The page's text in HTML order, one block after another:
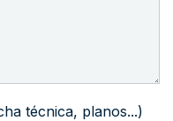
técnica, planos...)